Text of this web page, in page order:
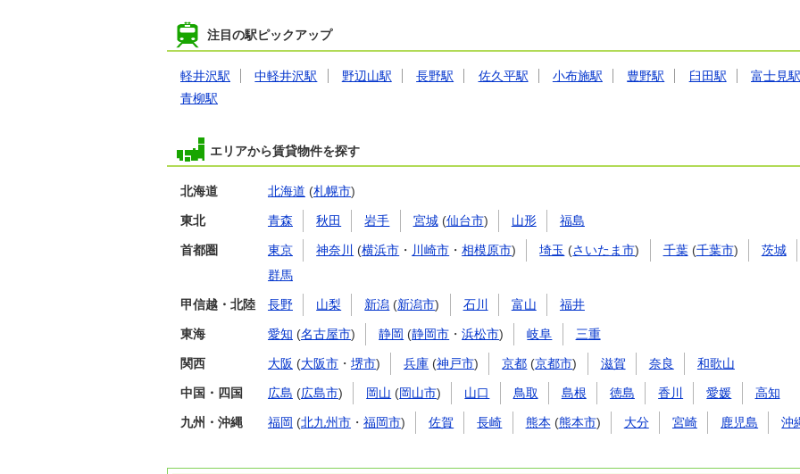
注目の駅ピックアップ
軽井沢駅 中軽井沢駅 野辺山駅 長野駅 佐久平駅 小布施駅 豊野駅 臼田駅
富士見駅
青柳駅
エリアから賃貸物件を探す
北海道 北海道 (札幌市)
東北 青森 秋田 岩手 宮城(仙台市) 山形 福島
首都圏 東京 神奈川 (横浜市 ・ 川崎市 ・相模原市) 埼玉 (さいたま市) 千葉(千葉市) 茨城
群馬
甲信越・北陸 長野 山梨 新潟 (新潟市) 石川 富山 福井
東海 愛知 (名古屋市) 静岡 (静岡市 ・浜松市) 岐阜 三重
関西 大阪 (大阪市 ・ 堺市) 兵庫 (神戸市) 京都 (京都市) 滋賀 奈良 和歌山
中国・四国 広島 (広島市) 岡山 (岡山市) 山口 鳥取 島根 徳島 香川 愛媛 高知
九州・沖縄 福岡 (北九州市 ・ 福岡市) 佐賀 長崎 熊本 (熊本市) 大分 宮崎 鹿児島 沖